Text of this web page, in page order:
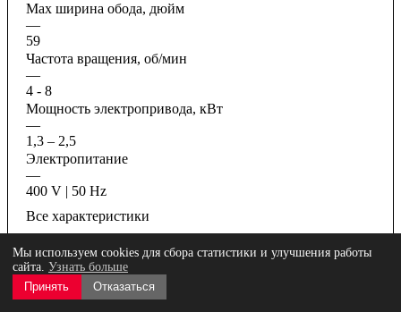
Max ширина обода, дюйм
—
59
Частота вращения, об/мин
—
4 - 8
Мощность электропривода, кВт
—
1,3 – 2,5
Электропитание
—
400 V | 50 Hz
Все характеристики
Мы используем cookies для сбора статистики и улучшения работы
сайта. Узнать больше
Принять
Отказаться